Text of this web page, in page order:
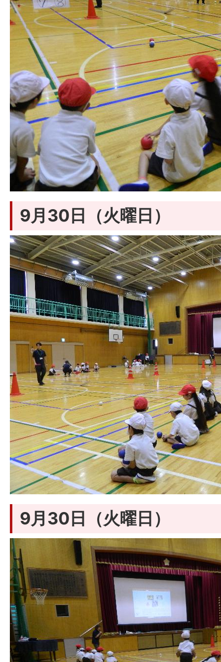
9月30日（火曜日）
9月30日（火曜日）